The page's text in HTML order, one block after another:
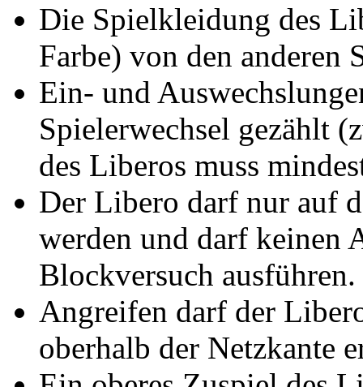
Die Spielkleidung des
Farbe) von den anderen
Ein- und
Spielerwechsel gezählt
des Liberos muss
Der Libero darf nur auf
werden und darf keinen
Blockversuch ausführen.
Angreifen darf der
oberhalb der Netzkante